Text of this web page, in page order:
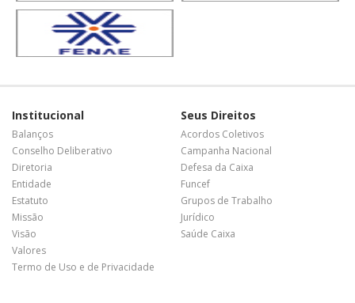
Institucional
Balanços
Conselho Deliberativo
Diretoria
Entidade
Estatuto
Missão
Visão
Valores
Termo de Uso e de Privacidade
Seus Direitos
Acordos Coletivos
Campanha Nacional
Defesa da Caixa
Funcef
Grupos de Trabalho
Jurídico
Saúde Caixa